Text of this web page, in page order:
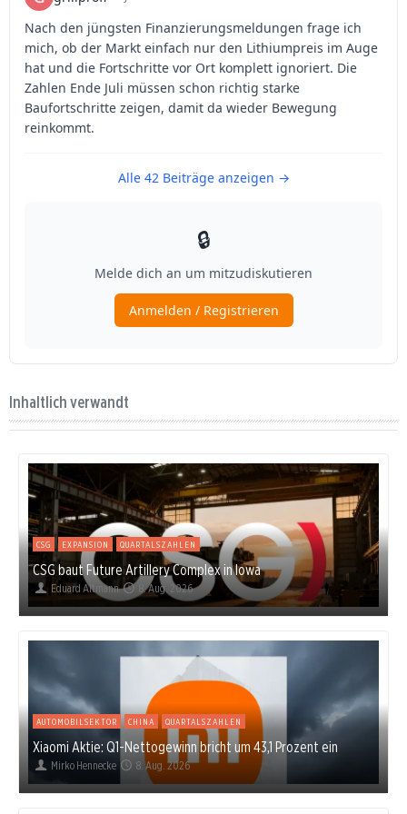
Inhaltlich verwandt
CSG EXPANSION QUARTALSZAHLEN
CSG baut Future Artillery Complex in Iowa
Eduard Altmann 8. Aug. 2026
AUTOMOBILSEKTOR CHINA QUARTALSZAHLEN
Xiaomi Aktie: Q1-Nettogewinn bricht um 43,1 Prozent ein
Mirko Hennecke 8. Aug. 2026